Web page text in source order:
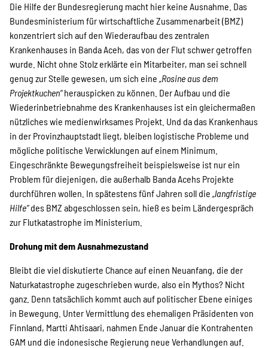
Die Hilfe der Bundesregierung macht hier keine Ausnahme. Das
Bundesministerium für wirtschaftliche Zusammenarbeit (BMZ)
konzentriert sich auf den Wiederaufbau des zentralen
Krankenhauses in Banda Aceh, das von der Flut schwer getroffen
wurde. Nicht ohne Stolz erklärte ein Mitarbeiter, man sei schnell
genug zur Stelle gewesen, um sich eine „Rosine aus dem
Projektkuchen“herauspicken zu können. Der Aufbau und die
Wiederinbetriebnahme des Krankenhauses ist ein gleichermaßen
nützliches wie medienwirksames Projekt. Und da das Krankenhaus
in der Provinzhauptstadt liegt, bleiben logistische Probleme und
mögliche politische Verwicklungen auf einem Minimum.
Eingeschränkte Bewegungsfreiheit beispielsweise ist nur ein
Problem für diejenigen, die außerhalb Banda Acehs Projekte
durchführen wollen. In spätestens fünf Jahren soll die „langfristige
Hilfe“des BMZ abgeschlossen sein, hieß es beim Ländergespräch
zur Flutkatastrophe im Ministerium.
Drohung mit dem Ausnahmezustand
Bleibt die viel diskutierte Chance auf einen Neuanfang, die der
Naturkatastrophe zugeschrieben wurde, also ein Mythos? Nicht
ganz. Denn tatsächlich kommt auch auf politischer Ebene einiges
in Bewegung. Unter Vermittlung des ehemaligen Präsidenten von
Finnland, Martti Ahtisaari, nahmen Ende Januar die Kontrahenten
GAM und die indonesische Regierung neue Verhandlungen auf.